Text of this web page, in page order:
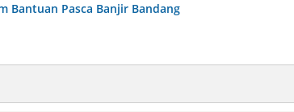
Bantuan Pasca Banjir Bandang